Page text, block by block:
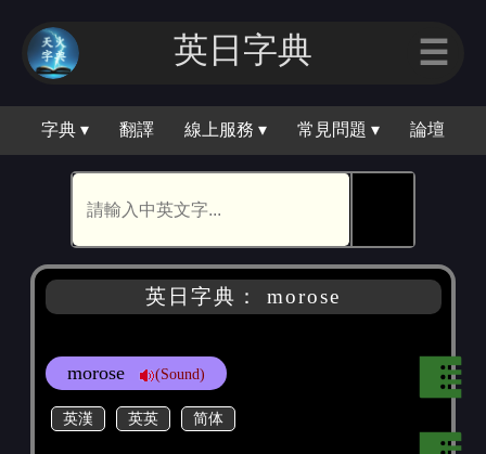
英日字典 ☰
字典 ▾ 翻譯 線上服務 ▾ 常見問題 ▾ 論壇
英日字典： morose
morose (Sound)
英漢 英英 简体